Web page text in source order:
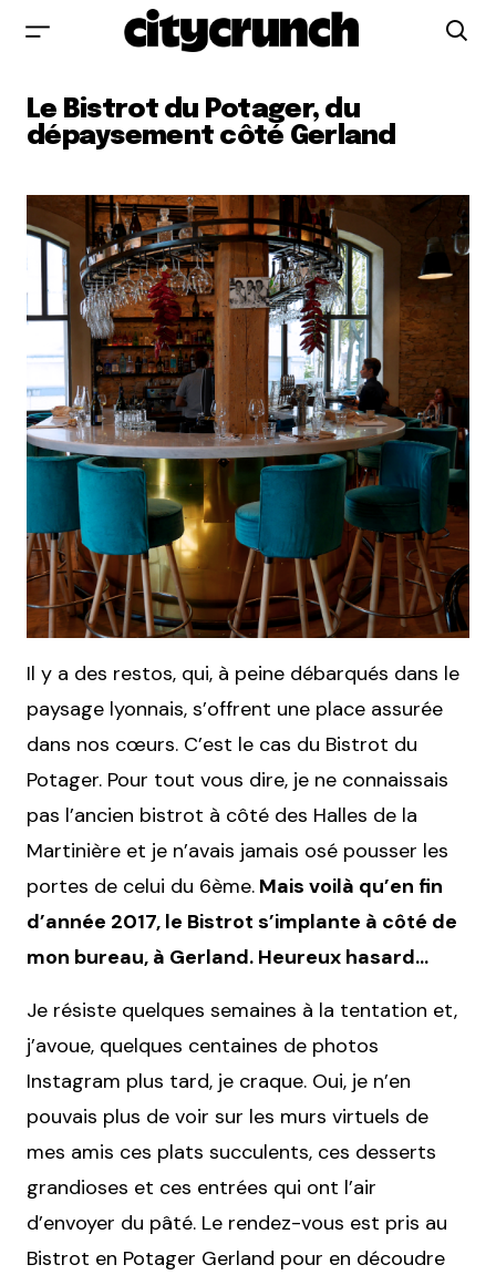
Le Bistrot du Potager, du
dépaysement côté Gerland
Il y a des restos, qui, à peine débarqués dans le
paysage lyonnais, s’offrent une place assurée
dans nos cœurs. C’est le cas du Bistrot du
Potager. Pour tout vous dire, je ne connaissais
pas l’ancien bistrot à côté des Halles de la
Martinière et je n’avais jamais osé pousser les
portes de celui du 6ème. Mais voilà qu’en fin
d’année 2017, le Bistrot s’implante à côté de
mon bureau, à Gerland. Heureux hasard…
Je résiste quelques semaines à la tentation et,
j’avoue, quelques centaines de photos
Instagram plus tard, je craque. Oui, je n’en
pouvais plus de voir sur les murs virtuels de
mes amis ces plats succulents, ces desserts
grandioses et ces entrées qui ont l’air
d’envoyer du pâté. Le rendez-vous est pris au
Bistrot en Potager Gerland pour en découdre